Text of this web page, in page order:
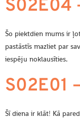
S02E04
Šo piektdien mums ir
pastāstīs mazliet par
iespēju noklausīties.
S02E01
Šī diena ir klāt! Kā